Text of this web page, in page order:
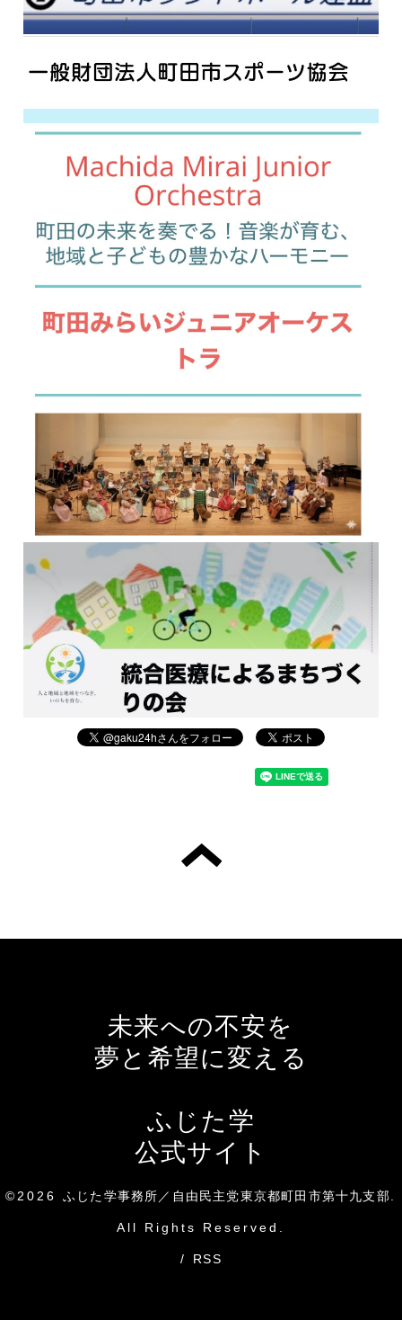
未来への不安を
夢と希望に変える
ふじた学
公式サイト
©2026ふじた学事務所／自由民主党東京都町田市第十九支部
All Rights Reserved.
/ RSS